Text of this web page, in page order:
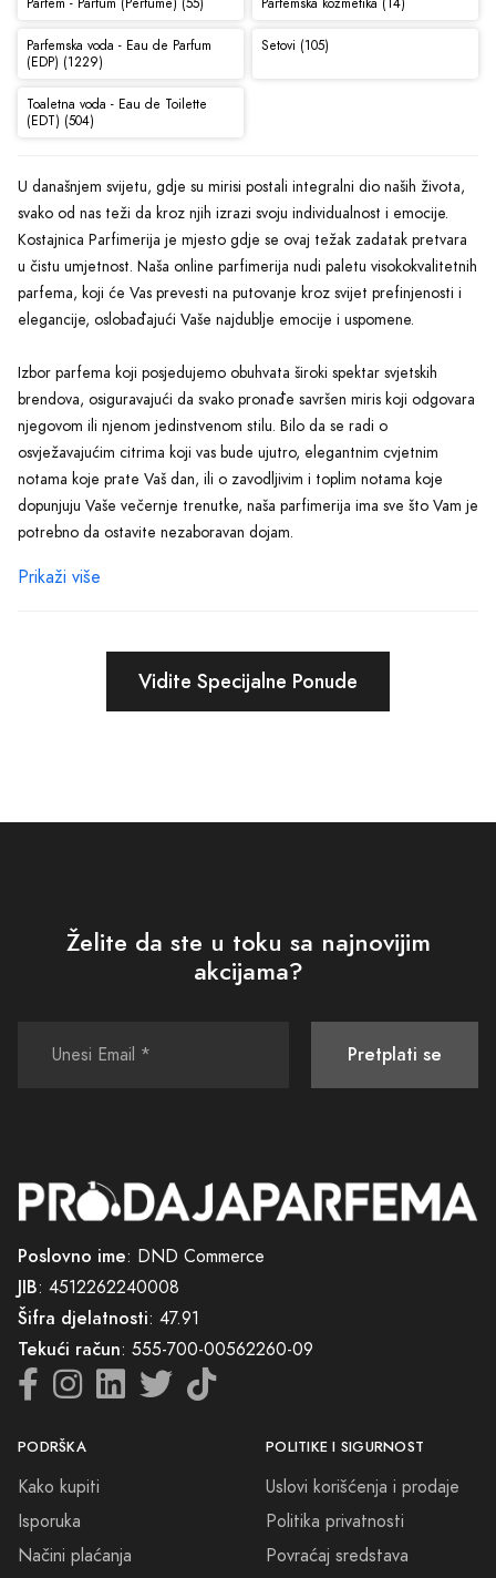
Parfemska voda - Eau de Parfum
(EDP) (1229)
Setovi (105)
Toaletna voda - Eau de Toilette
(EDT) (504)
U današnjem svijetu, gdje su mirisi postali integralni dio naših života,
svako od nas teži da kroz njih izrazi svoju individualnost i emocije.
Kostajnica Parfimerija je mjesto gdje se ovaj težak zadatak pretvara
u čistu umjetnost. Naša online parfimerija nudi paletu visokokvalitetnih
parfema, koji će Vas prevesti na putovanje kroz svijet prefinjenosti i
elegancije, oslobađajući Vaše najdublje emocije i uspomene.
Izbor parfema koji posjedujemo obuhvata široki spektar svjetskih
brendova, osiguravajući da svako pronađe savršen miris koji odgovara
njegovom ili njenom jedinstvenom stilu. Bilo da se radi o
osvježavajućim citrima koji vas bude ujutro, elegantnim cvjetnim
notama koje prate Vaš dan, ili o zavodljivim i toplim notama koje
dopunjuju Vaše večernje trenutke, naša parfimerija ima sve što Vam je
potrebno da ostavite nezaboravan dojam.
Pri izboru savršenog parfema, ne samo da je bitno obratiti pažnju na
odabiru Vašeg savršenog mirisa. Detaljnim opisima svakog parfema,
ekskluzivne online savjete kako biste najbolje iskoristili Vaš novi
Kada kupujete online, posebnu pažnju posvećujemo i pakovanju. Svaki
parfem stiže u predivnom pakovanju, čineći ga savršenim i za
Kupovinom na Kostajnica Parfimeriji, ne samo što ćete pronaći
i dozvolite da Vas naša strast za parfemima inspiriše i vodi kroz
nezaboravno putovanje.
Dobrodošli u Kostajnica Parfimeriju - gdje se suština Vaše osobnosti
pretvara u miris.
Prikaži više
Vidite Specijalne Ponude
Želite da ste u toku sa najnovijim
akcijama?
Pretplati se
Poslovno ime: DND Commerce
JIB: 4512262240008
Šifra djelatnosti: 47.91
Tekući račun: 555-700-00562260-09
PODRŠKA
Kako kupiti
Isporuka
Načini plaćanja
POLITIKE I SIGURNOST
Uslovi korišćenja i prodaje
Politika privatnosti
Povraćaj sredstava